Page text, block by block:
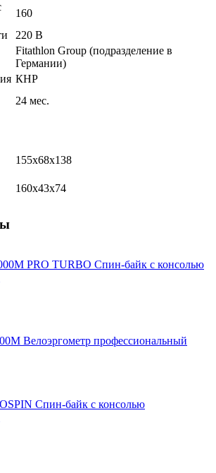
160
220 В
Fitathlon Group (подразделение в
Германии)
КНР
24 мес.
155х68x138
160х43x74
PRO TURBO Спин-байк с консолью
Велоэргометр профессиональный
Спин-байк с консолью